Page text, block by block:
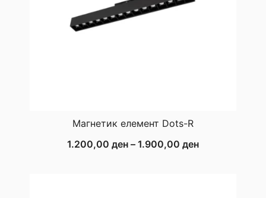
Магнетик елемент Dots-R
1.200,00 ден – 1.900,00 денPrice